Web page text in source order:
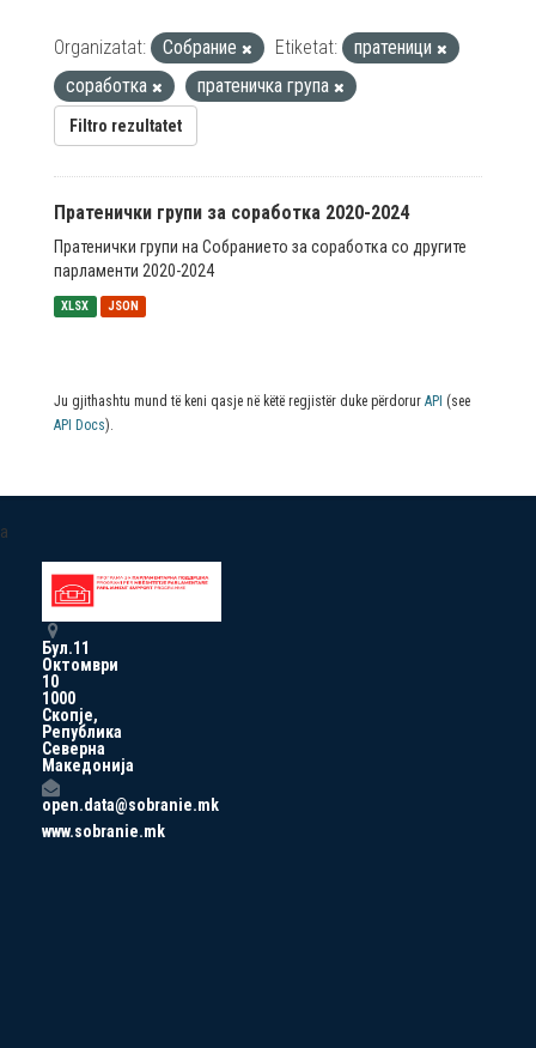
Organizatat: Собрание Etiketat:
пратеници
соработка
пратеничка група
Filtro rezultatet
Пратенички групи за соработка 2020-2024
Пратенички групи на Собранието за соработка со другите
парламенти 2020-2024
XLSX JSON
Ju gjithashtu mund të keni qasje në këtë regjistër duke përdorur API (see
API Docs).
a
Бул.11
Октомври
10
1000
Скопје,
Република
Северна
Македонија
open.data@sobranie.mk
www.sobranie.mk